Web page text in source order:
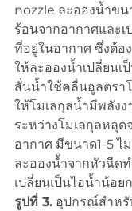
nozzle ละอองน้ำขน
ร้อนจากอากาศและ
ที่อยู่ในอากาศ ซึ่งต้อ
ให้ละอองน้ำเปลี่ยนเ
สั่นน้ำใช้คลื่นอูลตรา
ให้โมเลกุลน้ำมีพลังง
ระหว่างโมเลกุลหลุด
อากาศ มีขนาด1-5 ไ
ละอองน้ำจากหัวฉีด
เปลี่ยนเป็นไอน้ำน้อย
รูปที่ 3. อุปกรณ์สำหรั